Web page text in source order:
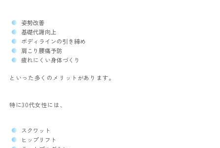
姿勢改善
基礎代謝向上
ボディラインの引き締め
肩こり腰痛予防
疲れにくい身体づくり
といった多くのメリットがあります。
特に30代女性には、
スクワット
ヒップリフト